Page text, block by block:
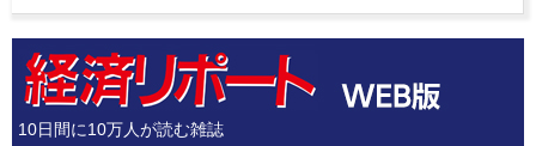
10日間に10万人が読む雑誌